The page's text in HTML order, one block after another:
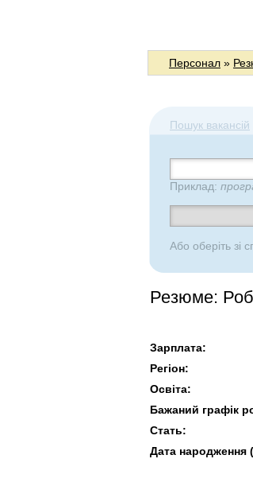
Персонал »
Пошук вакансій
Приклад:
Або оберіть зі
Резюме:
Зарплата:
Регіон:
Освіта:
Бажаний графік
Стать:
Дата народження